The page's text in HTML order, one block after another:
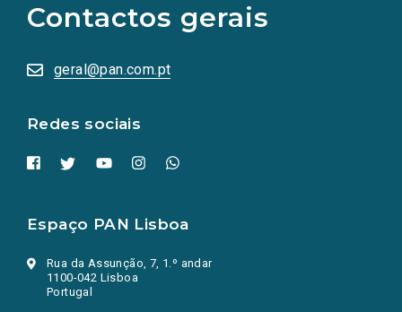
Contactos gerais
geral@pan.com.pt
Redes sociais
redes
sociais
numa
nova
Espaço PAN Lisboa
Rua da Assunção, 7, 1.º andar
1100-042 Lisboa
Portugal